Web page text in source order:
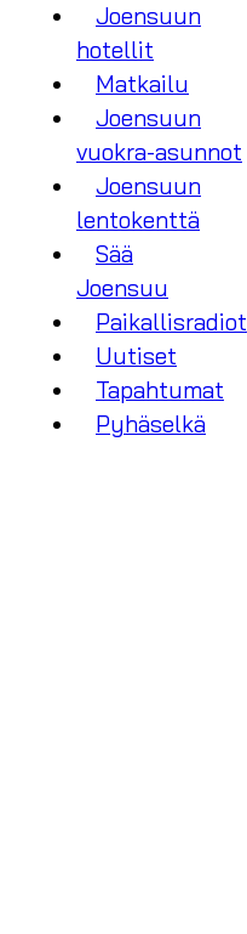
Joensuun
hotellit
Matkailu
Joensuun
vuokra-asunnot
Joensuun
lentokenttä
Sää
Joensuu
Paikallisradiot
Uutiset
Tapahtumat
Pyhäselkä